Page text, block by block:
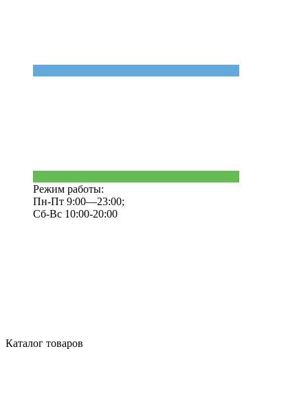
Режим работы:
Пн-Пт 9:00—23:00;
Сб-Вс 10:00-20:00
Каталог товаров